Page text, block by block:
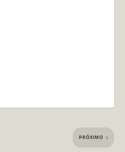
PRÓXIMO